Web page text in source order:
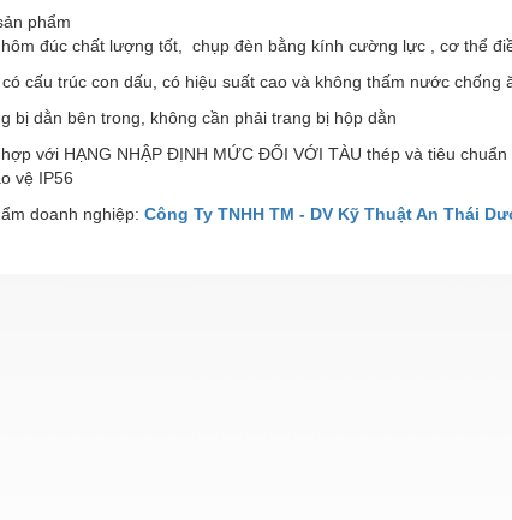
phẩm
đúc chất lượng tốt, chụp đèn bằng kính cường lực , cơ thể
cấu trúc con dấu, có hiệu suất cao và không thấm nước chống
bị dằn bên trong, không cần phải trang bị hộp dằn
với HẠNG NHẬP ĐỊNH MỨC ĐỐI VỚI TÀU thép và tiêu
vệ IP56
doanh nghiệp: Công Ty TNHH TM - DV Kỹ Thuật An Thái